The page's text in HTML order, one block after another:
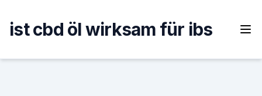
content
ist cbd öl wirksam für ibs